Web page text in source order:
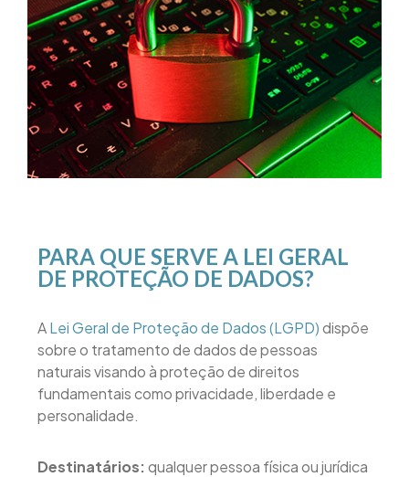
PARA QUE SERVE A LEI GERAL
DE PROTEÇÃO DE DADOS?
ALei Geral de Proteção de Dados (LGPD)dispõe
sobre o tratamento de dados de pessoas
naturais visando à proteção de direitos
fundamentais como privacidade, liberdade e
personalidade.
Destinatários:qualquer pessoa física ou jurídica